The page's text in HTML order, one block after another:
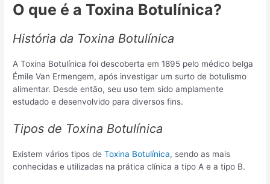
O que é a Toxina Botulínica?
História da Toxina Botulínica
A Toxina Botulínica foi descoberta em 1895 pelo médico belga
Émile Van Ermengem, após investigar um surto de botulismo
alimentar. Desde então, seu uso tem sido amplamente
estudado e desenvolvido para diversos fins.
Tipos de Toxina Botulínica
Existem vários tipos deToxina Botulínica, sendo as mais
conhecidas e utilizadas na prática clínica a tipo A e a tipo B.